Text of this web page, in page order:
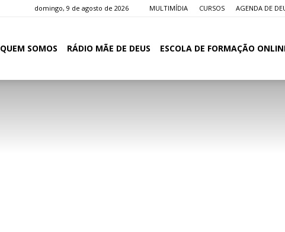
domingo, 9 de agosto de 2026 MULTIMÍDIA CURSOS AGENDA DE
QUEM SOMOS RÁDIO MÃE DE DEUS ESCOLA DE FORMAÇÃO